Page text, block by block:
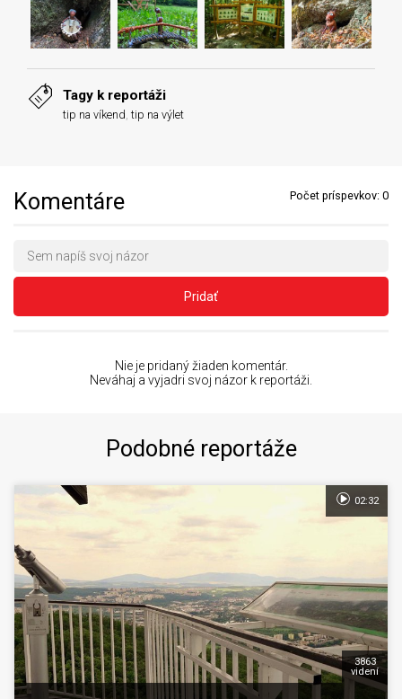
Tagy k reportáži
tip na víkend tip na výlet
Komentáre Počet príspevkov: 0
Pridať
Nie je pridaný žiaden komentár.
Neváhaj a vyjadri svoj názor k reportáži.
Podobné reportáže
3863
videní
02:32